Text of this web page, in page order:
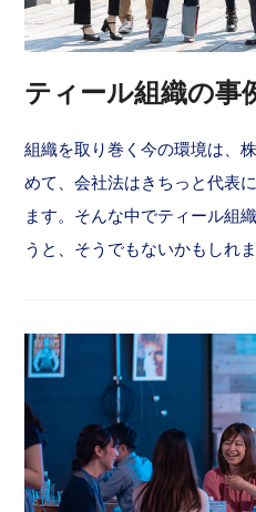
ティール組織の事
組織を取り巻く今の環境は、
めて、会社法はきちっと代表
ます。そんな中でティール組
うと、そうでもないかもしれま